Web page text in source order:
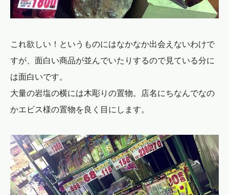
これ欲しい！というものにはなかなか出会えないわけで
すが、面白い商品が並んでいたりするので見ている分に
は面白いです。
大量の岩塩の横には木彫りの置物。店名にちなんでなの
かエビス様の置物を良く目にします。